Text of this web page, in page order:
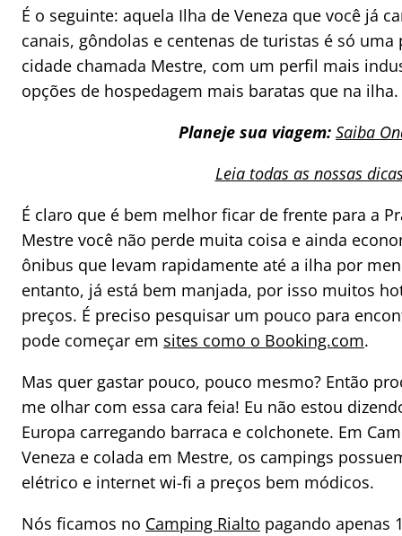
É o seguinte: aquela Ilha de Veneza que você já
canais, gôndolas e centenas de turistas é só
cidade chamada Mestre, com um perfil mais
opções de hospedagem mais baratas que na ilha.
Planeje sua viagem: Saiba
Leia todas as nossas
É claro que é bem melhor ficar de frente para a
Mestre você não perde muita coisa e ainda
ônibus que levam rapidamente até a ilha por
entanto, já está bem manjada, por isso muitos
preços. É preciso pesquisar um pouco para
pode começar em sites como o Booking.com.
Mas quer gastar pouco, pouco mesmo? Então
me olhar com essa cara feia! Eu não estou
Europa carregando barraca e colchonete. Em
Veneza e colada em Mestre, os campings
elétrico e internet wi-fi a preços bem módicos.
Nós ficamos no Camping Rialto pagando apenas